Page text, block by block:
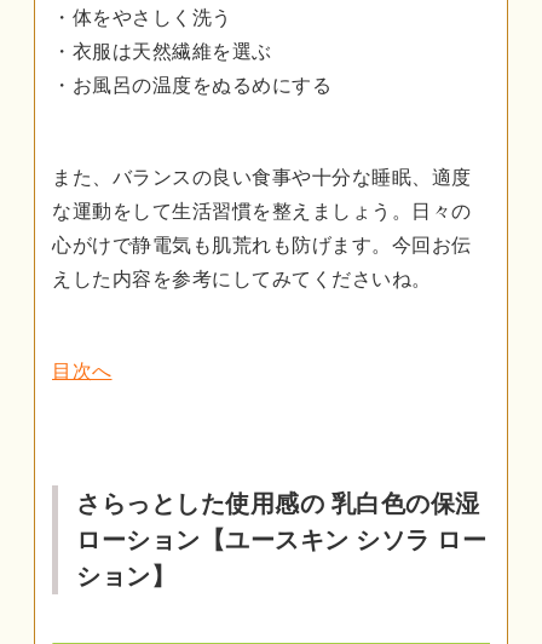
・体をやさしく洗う
・衣服は天然繊維を選ぶ
・お風呂の温度をぬるめにする
また、バランスの良い食事や十分な睡眠、適度
な運動をして生活習慣を整えましょう。日々の
心がけで静電気も肌荒れも防げます。今回お伝
えした内容を参考にしてみてくださいね。
目次へ
さらっとした使用感の 乳白色の保湿
ローション【ユースキン シソラ ロー
ション】